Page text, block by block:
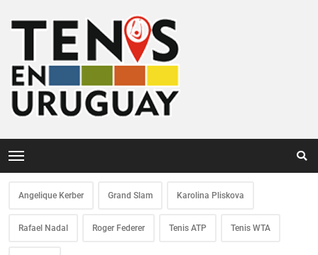
Angelique Kerber Grand Slam Karolina Pliskova
Rafael Nadal Roger Federer Tenis ATP Tenis WTA